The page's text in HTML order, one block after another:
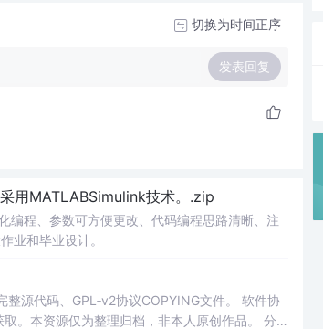
切换为时间正序
发表回复
用MATLABSimulink技术。.zip
业和毕业设计。
码、GPL‑v2协议COPYING文件。 软件协
本资源仅为整理归档，非本人原创作品。 分